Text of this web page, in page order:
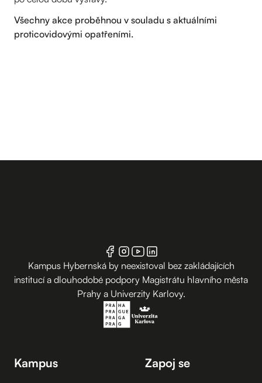
Všechny akce proběhnou v souladu s aktuálními
proticovidovými opatřeními.
Kampus Hybernská by neexistoval bez zakládajících
institucí a dlouhodobé podpory Magistrátu hlavního města
Prahy a Univerzity Karlovy.
Kampus Zapoj se